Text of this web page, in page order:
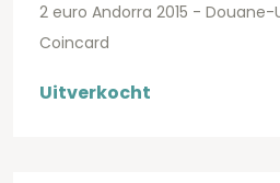
2 euro Andorra 2015 - Douane-
Coincard
Uitverkocht